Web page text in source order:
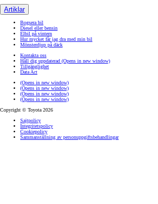
Artiklar
Bogsera bil
Diesel eller bensin
Elbil på vintern
Hur mycket får jag dra med min bil
Mönsterdjup på däck
Kontakta oss
Håll dig uppdaterad (Opens in new window)
Tillgänglighet
Data Act
(Opens in new window)
(Opens in new window)
(Opens in new window)
(Opens in new window)
Copyright © Toyota 2026
Sajtpolicy
Integritetspolicy
Cookiepolicy
Sammanställning av personuppgiftsbehandlingar